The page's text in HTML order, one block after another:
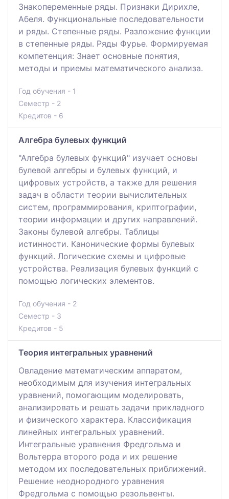
Знакопеременные ряды. Признаки Дирихле,
Абеля. Функциональные последовательности
и ряды. Степенные ряды. Разложение функции
в степенные ряды. Ряды Фурье. Формируемая
компетенция: Знает основные понятия,
методы и приемы математического анализа.
Год обучения - 1
Семестр - 2
Кредитов - 6
Алгебра булевых функций
"Алгебра булевых функций" изучает основы
булевой алгебры и булевых функций, и
цифровых устройств, а также для решения
задач в области теории вычислительных
систем, программирования, криптографии,
теории информации и других направлений.
Законы булевой алгебры. Таблицы
истинности. Канонические формы булевых
функций. Логические схемы и цифровые
устройства. Реализация булевых функций с
помощью логических элементов.
Год обучения - 2
Семестр - 3
Кредитов - 5
Теория интегральных уравнений
Овладение математическим аппаратом,
необходимым для изучения интегральных
уравнений, помогающим моделировать,
анализировать и решать задачи прикладного
и физического характера. Классификация
линейных интегральных уравнений.
Интегральные уравнения Фредгольма и
Вольтерра второго рода и их решение
методом их последовательных приближений.
Решение неоднородного уравнения
Фредгольма с помощью резольвенты.